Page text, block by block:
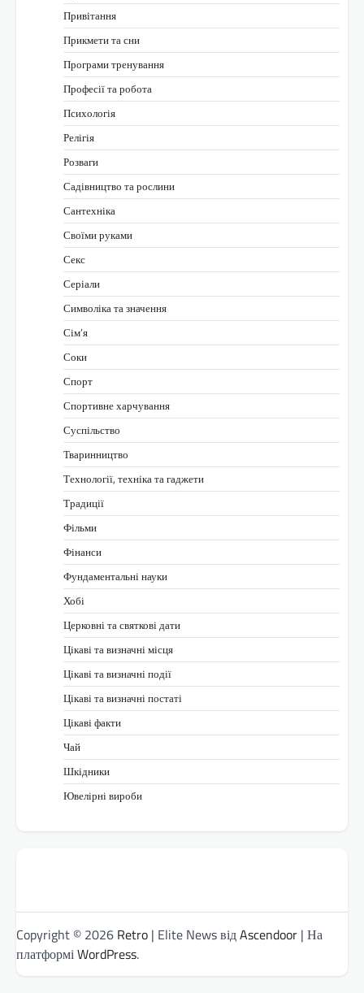
Привітання
Прикмети та сни
Програми тренування
Професії та робота
Психологія
Релігія
Розваги
Садівництво та рослини
Сантехніка
Своїми руками
Секс
Серіали
Символіка та значення
Сім’я
Соки
Спорт
Спортивне харчування
Суспільство
Тваринництво
Технології, техніка та гаджети
Традиції
Фільми
Фінанси
Фундаментальні науки
Хобі
Церковні та святкові дати
Цікаві та визначні місця
Цікаві та визначні події
Цікаві та визначні постаті
Цікаві факти
Чай
Шкідники
Ювелірні вироби
Copyright © 2026 Retro | Elite News відAscendoor | На
платформіWordPress.